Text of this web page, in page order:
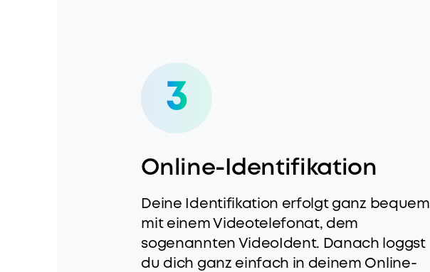
3
Online-Identifikation
Deine Identifikation erfolgt ganz bequem
mit einem Videotelefonat, dem
sogenannten VideoIdent. Danach loggst
du dich ganz einfach in deinem Online-